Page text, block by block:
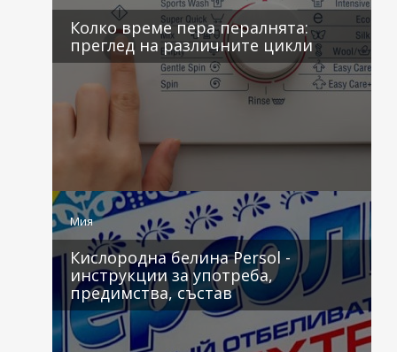
Колко време пера пералнята:
преглед на различните цикли
2 коментара
Мия
Кислородна белина Persol -
инструкции за употреба,
предимства, състав